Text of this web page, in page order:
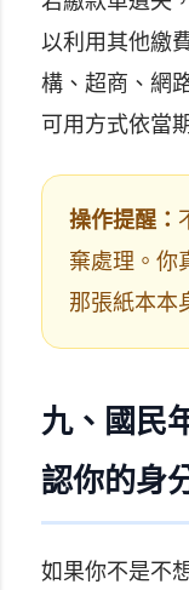
以利用其他繳
構、超商、網
可用方式依當
操作提醒：
棄處理。你
那張紙本本
九、國民
認你的身
如果你不是不